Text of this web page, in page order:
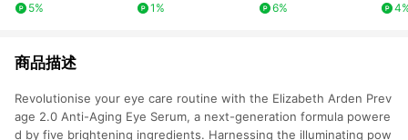
5%
1%
6%
眼霜
商品描述
Revolutionise your eye care routine with the Elizabeth Arden Prev
age 2.0 Anti-Aging Eye Serum, a next-generation formula powere
d by five brightening ingredients. Harnessing the illuminating pow